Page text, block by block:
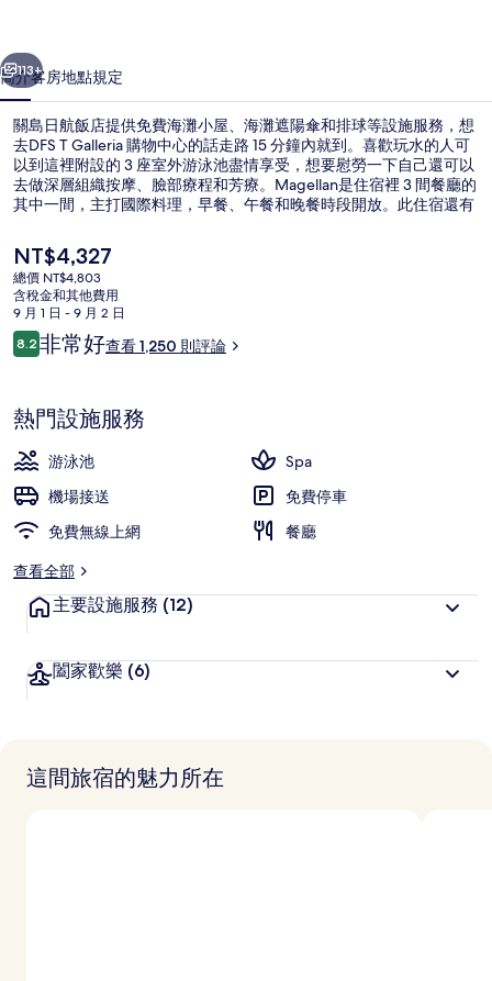
相
片
集
個 下一個
113+
簡介客房地點規定
關島日航飯店提供免費海灘小屋、海灘遮陽傘和排球等設施服務，想
去DFS T Galleria 購物中心的話走路 15 分鐘內就到。喜歡玩水的人可
以到這裡附設的 3 座室外游泳池盡情享受，想要慰勞一下自己還可以
去做深層組織按摩、臉部療程和芳療。Magellan是住宿裡 3 間餐廳的
其中一間，主打國際料理，早餐、午餐和晚餐時段開放。此住宿還有
近有海灘讚譽有加。
目
前
的
價
格
是
NT$4,327
總價 NT$4,803
含稅金和其他費用
9 月 1 日 - 9 月 2 日
評
論
8.28.2 分，滿分 10 分，
非常好查看 1,250 則評論
熱門設施服務
游泳池
Spa
機場接送
免費停車
免費無線上網
餐廳
查看全部
主要設施服務 (12)
闔家歡樂 (6)
這間旅宿的魅力所在